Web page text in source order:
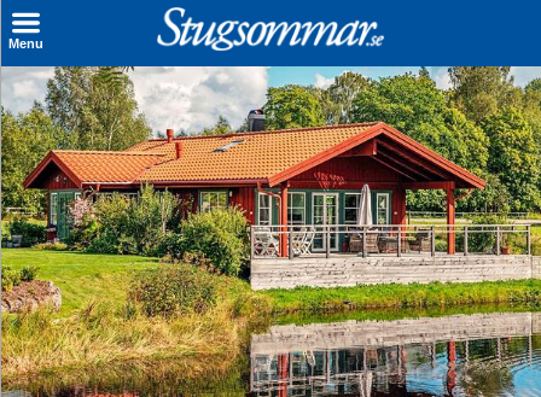
Menu
Sök stuga
Sista Minuten
Genvägar
Inspiration
Kontakt
Husägare